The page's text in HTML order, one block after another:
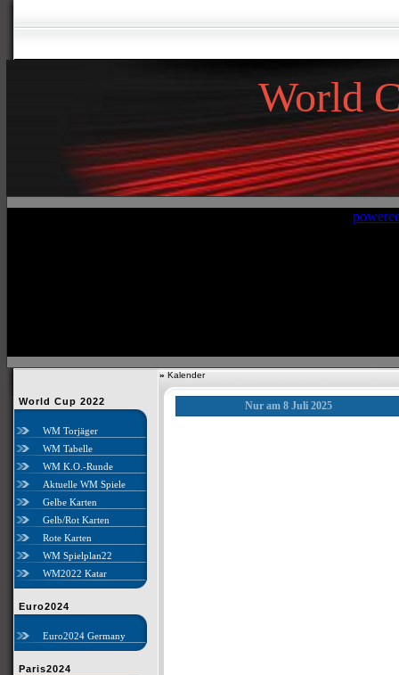
World
» Kalender
World Cup 2022
WM Torjäger
WM Tabelle
WM K.O.-Runde
Aktuelle WM Spiele
Gelbe Karten
Gelb/Rot Karten
Rote Karten
WM Spielplan22
WM2022 Katar
Euro2024
Euro2024 Germany
Paris2024
Nur am 8 Juli 2025